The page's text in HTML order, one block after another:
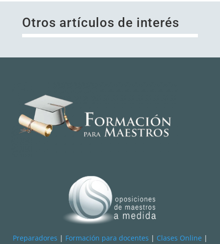
Otros artículos de interés
Preparadores | Formación para docentes | Clases Online |